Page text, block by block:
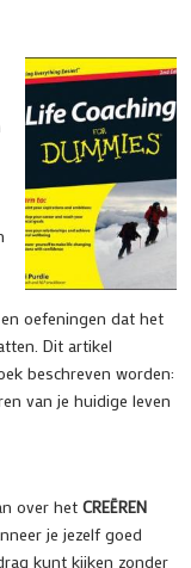
oefeningen dat het
Dit artikel
beschreven worden:
van je huidige leven
over het CREËREN
je jezelf goed
kunt kijken zonder